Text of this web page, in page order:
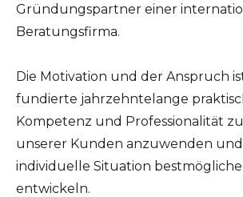
Gründungspartner einer
Beratungsfirma.
Die Motivation und der Anspruch
fundierte jahrzehntelange
Kompetenz und Professionalität
unserer Kunden anzuwenden
individuelle Situation
entwickeln.